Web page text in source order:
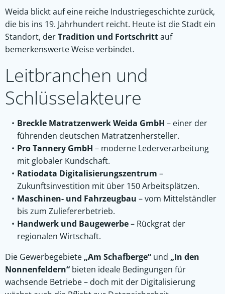
Weida blickt auf eine reiche Industriegeschichte zurück,
die bis ins 19. Jahrhundert reicht. Heute ist die Stadt ein
Standort, derTradition und Fortschrittauf
bemerkenswerte Weise verbindet.
Leitbranchen und
Schlüsselakteure
Breckle Matratzenwerk Weida GmbH – einer der
führenden deutschen Matratzenhersteller.
Pro Tannery GmbH – moderne Lederverarbeitung
mit globaler Kundschaft.
Ratiodata Digitalisierungszentrum –
Zukunftsinvestition mit über 150 Arbeitsplätzen.
Maschinen- und Fahrzeugbau – vom Mittelständler
bis zum Zuliefererbetrieb.
Handwerk und Baugewerbe– Rückgrat der
regionalen Wirtschaft.
Die Gewerbegebiete „Am Schafberge“ und „In den
Nonnenfeldern“ bieten ideale Bedingungen für
wachsende Betriebe – doch mit der Digitalisierung